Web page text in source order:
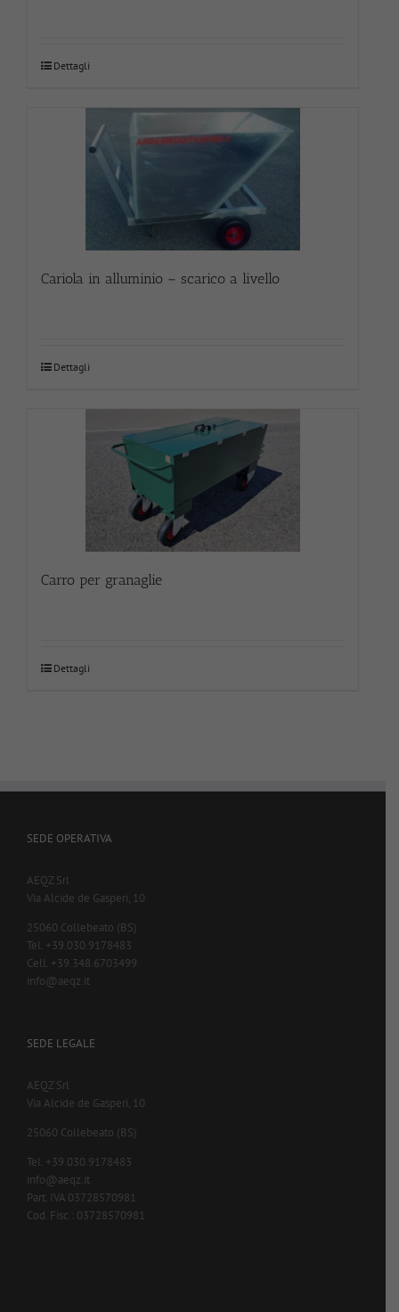
Dettagli
Cariola in alluminio – scarico a livello
Dettagli
Carro per granaglie
Dettagli
SEDE OPERATIVA
AEQZ Srl
Via Alcide de Gasperi, 10
25060 Collebeato (BS)
Tel. +39.030.9178483
Cell. +39.348.6703499
info@aeqz.it
SEDE LEGALE
AEQZ Srl
Via Alcide de Gasperi, 10
25060 Collebeato (BS)
Tel. +39.030.9178483
info@aeqz.it
Part. IVA 03728570981
Cod. Fisc.: 03728570981